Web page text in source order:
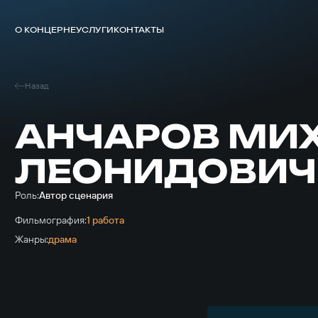
О КОНЦЕРНЕУСЛУГИКОНТАКТЫ
Назад
АНЧАРОВ
ЛЕОНИДОВИЧ
Роль:Автор сценария
Фильмография:1 работа
Жанры:драма